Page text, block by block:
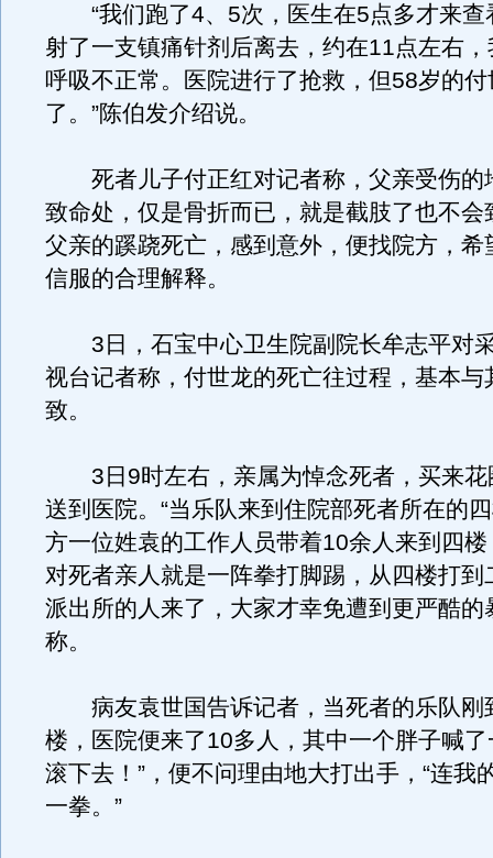
“我们跑了4、5次，医生在5点多才来查
射了一支镇痛针剂后离去，约在11点左右
呼吸不正常。医院进行了抢救，但58岁的
了。”陈伯发介绍说。
死者儿子付正红对记者称，父亲受伤的
致命处，仅是骨折而已，就是截肢了也不会
父亲的蹊跷死亡，感到意外，便找院方，希
信服的合理解释。
3日，石宝中心卫生院副院长牟志平对
视台记者称，付世龙的死亡往过程，基本与
致。
3日9时左右，亲属为悼念死者，买来花
送到医院。“当乐队来到住院部死者所在的
方一位姓袁的工作人员带着10余人来到四
对死者亲人就是一阵拳打脚踢，从四楼打到
派出所的人来了，大家才幸免遭到更严酷的
称。
病友袁世国告诉记者，当死者的乐队刚
楼，医院便来了10多人，其中一个胖子喊了
滚下去！”，便不问理由地大打出手，“连我
一拳。”